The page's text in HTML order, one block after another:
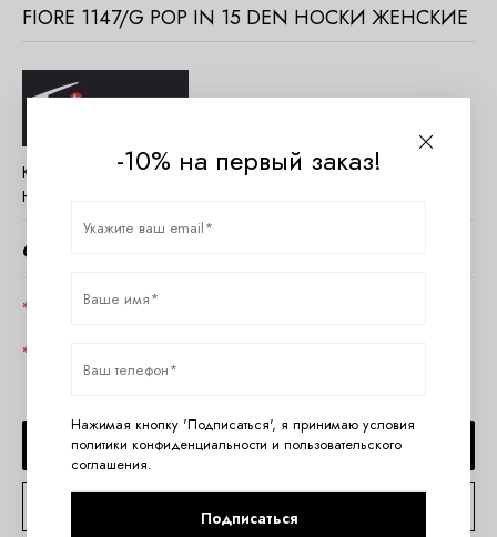
FIORE 1147/G POP IN 15 DEN НОСКИ ЖЕНСКИЕ
Код товара: 588805
Наличие:
630
СООБЩИТЬ О ПОСТУПЛЕНИИ
КОНСУЛЬТАЦИЯ ПО TELEGRAM
-10% на первый заказ!
Нажимая кнопку 'Подписаться', я принимаю условия
политики конфиденциальности и пользовательского
соглашения.
Подписаться